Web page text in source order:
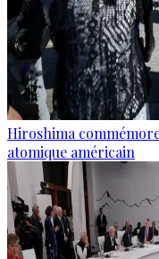
Hiroshima
atomique américain